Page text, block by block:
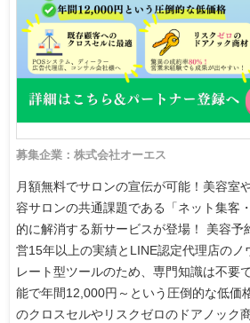
募集企業：株式会社オーエス
月額無料でサロンの宣伝が可能！美容室
容サロンの共通課題である「ネット集客
的に解消する新サービスが登場！ 美容予
営15年以上の実績とLINE認定代理店のノ
レート型ツールのため、専門知識は不要
能で年間12,000円～という圧倒的な低価
のクロスセルやリスクゼロのドアノック